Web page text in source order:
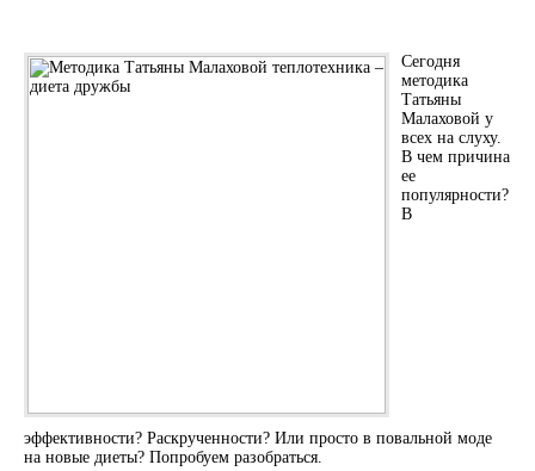
Сегодня
методика
Татьяны
Малаховой у
всех на слуху.
В чем причина
ее
популярности?
В
эффективности? Раскрученности? Или просто в повальной моде
на новые диеты? Попробуем разобраться.